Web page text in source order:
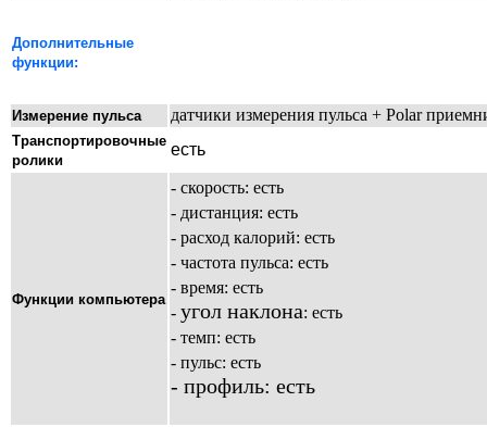
Дополнительные
функции:
Измерение пульса датчики измерения пульса + Polar
Транспортировочные
ролики
есть
Функции компьютера
- скорость: есть
- дистанция: есть
- расход калорий: есть
- частота пульса: есть
- время: есть
- угол наклона: есть
- темп: есть
- пульс: есть
- профиль: есть